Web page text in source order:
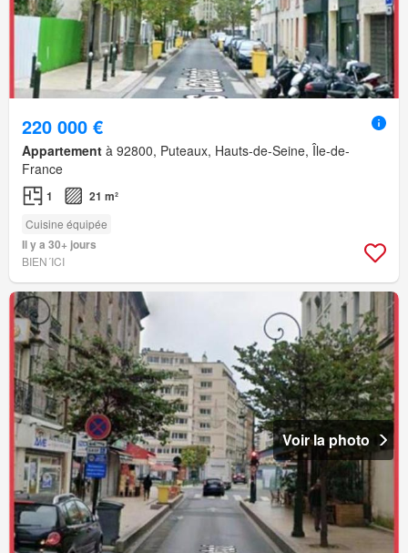
220 000 €
Appartement à 92800, Puteaux, Hauts-de-Seine, Île-de-
France
1 21 m²
Cuisine équipée
Il y a 30+ jours
BIEN´ICI
Voir la photo